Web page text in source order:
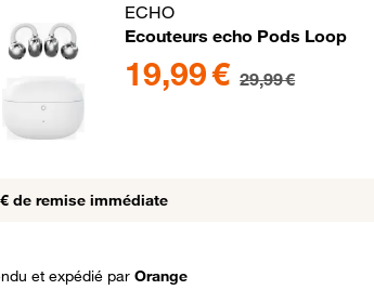
de couleurs disponibles non sélectionnables
ECHO
Ecouteurs echo Pods Loop
19,99 € 29,99 €
de remise immédiate
et expédié parOrange